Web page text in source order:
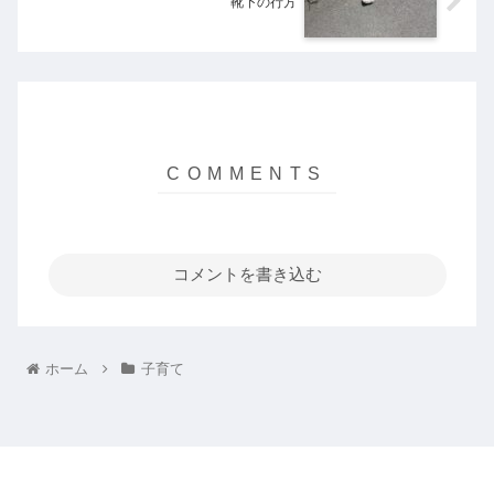
コメントを書き込む
ホーム 子育て